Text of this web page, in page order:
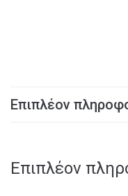
Επιπλέον
Επιπλέον